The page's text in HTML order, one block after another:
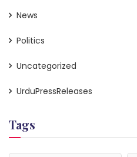
News
Politics
Uncategorized
UrduPressReleases
Tags